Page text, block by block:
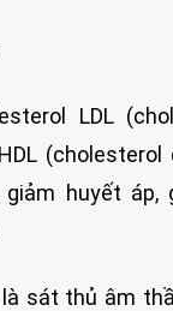
LDL
huyết áp,
sát thủ âm